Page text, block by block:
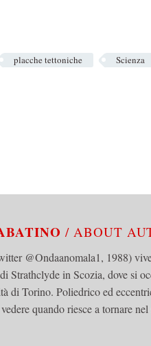
placche tettoniche Scienza
/ ABOUT
@Ondaanomala1, 1988)
Strathclyde in Scozia, dove si
di Torino. Poliedrico ed
quando riesce a tornare